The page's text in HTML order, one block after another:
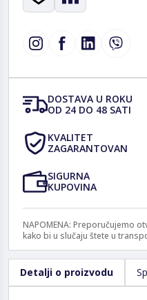
DOSTAVA U ROKU
OD 24 DO 48 SATI
KVALITET
ZAGARANTOVAN
SIGURNA
KUPOVINA
NAPOMENA: Preporučujemo
kako bi u slučaju štete u
Detalji o proizvodu